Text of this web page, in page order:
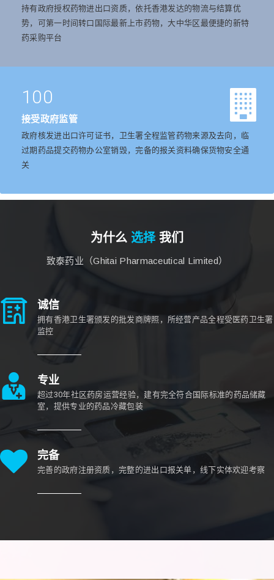
持有政府授权药物进出口资质，依托香港发达的物流与结算优
势，可第一时间转口国际最新上市药物，大中华区最便捷的新特
药采购平台
100
接受政府监管
政府核发进出口许可证书，卫生署全程监管药物来源及去向，临
过期药品提交药物办公室销毁，完备的报关资料确保货物安全通
关
为什么 选择我们
致泰药业（Ghitai Pharmaceutical Limited）
诚信
拥有香港卫生署颁发的批发商牌照，所经营产品全程受医药卫生署
监控
专业
超过30年社区药房运营经验，建有完全符合国际标准的药品储藏
室，提供专业的药品冷藏包装
完备
完善的政府注册资质，完整的进出口报关单，线下实体欢迎考察